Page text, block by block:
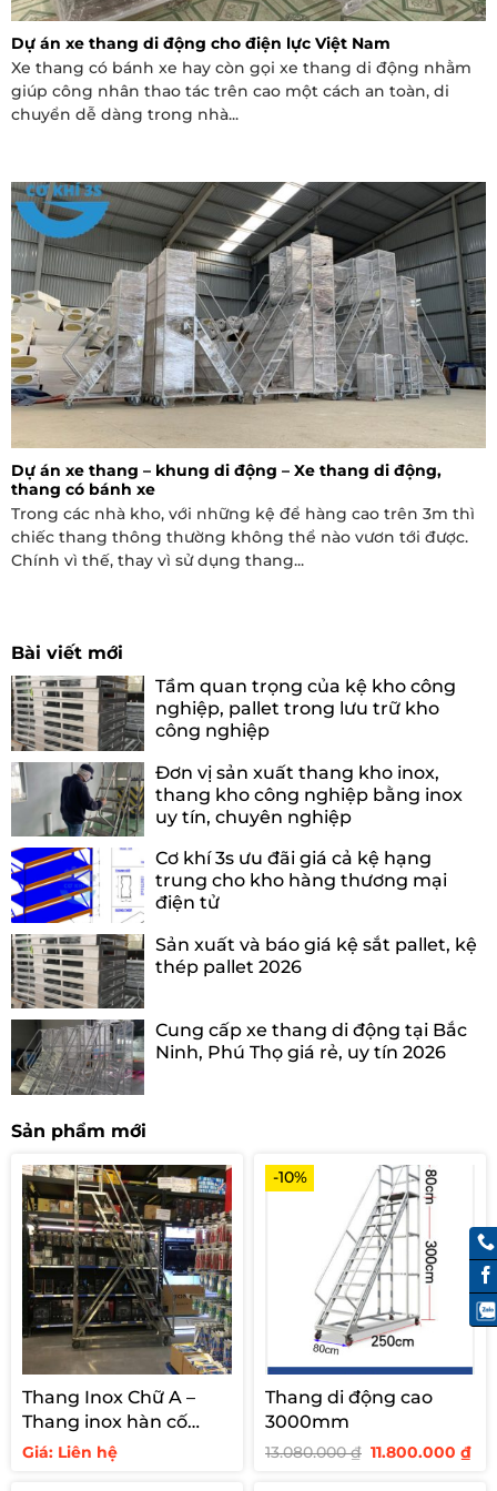
Dự án xe thang di động cho điện lực Việt Nam
Xe thang có bánh xe hay còn gọi xe thang di động nhằm
giúp công nhân thao tác trên cao một cách an toàn, di
chuyển dễ dàng trong nhà...
Dự án xe thang – khung di động – Xe thang di động,
thang có bánh xe
Trong các nhà kho, với những kệ để hàng cao trên 3m thì
chiếc thang thông thường không thể nào vươn tới được.
Chính vì thế, thay vì sử dụng thang...
Bài viết mới
Tầm quan trọng của kệ kho công
nghiệp, pallet trong lưu trữ kho
công nghiệp
Đơn vị sản xuất thang kho inox,
thang kho công nghiệp bằng inox
uy tín, chuyên nghiệp
Cơ khí 3s ưu đãi giá cả kệ hạng
trung cho kho hàng thương mại
điện tử
Sản xuất và báo giá kệ sắt pallet, kệ
thép pallet 2026
Cung cấp xe thang di động tại Bắc
Ninh, Phú Thọ giá rẻ, uy tín 2026
Sản phẩm mới
Thang Inox Chữ A –
Thang inox hàn cố
định cho siêu thị
Giá: Liên hệ
-10%
Thang di động cao
3000mm
13.080.000₫ Giá
11.800.000₫Giá